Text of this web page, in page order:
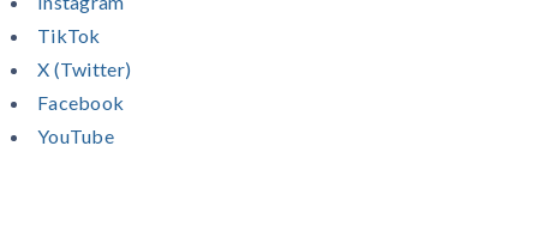
TikTok
X (Twitter)
Facebook
YouTube